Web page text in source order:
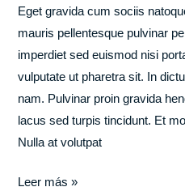
Eget gravida cum sociis
mauris pellentesque pulvinar
imperdiet sed euismod nisi
vulputate ut pharetra sit. In
nam. Pulvinar proin gravida
lacus sed turpis tincidunt. Et
Nulla at volutpat
Leer más »